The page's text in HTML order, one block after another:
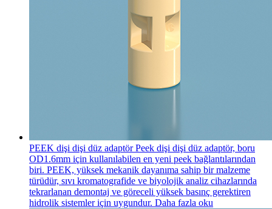
PEEK dişi dişi düz adaptörPeek dişi dişi düz adaptör, boru
OD1.6mm için kullanılabilen en yeni peek bağlantılarından
biri. PEEK, yüksek mekanik dayanıma sahip bir malzeme
türüdür, sıvı kromatografide ve biyolojik analiz cihazlarında
tekrarlanan demontaj ve göreceli yüksek basınç gerektiren
hidrolik sistemler için uygundur. Daha fazla oku